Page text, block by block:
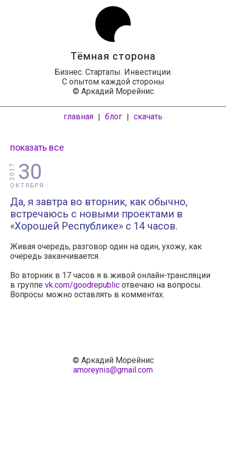
Тёмная сторона
Бизнес. Стартапы. Инвестиции.
С опытом каждой стороны
© Аркадий Морейнис
главная | блог | скачать
показать все
30
ОКТЯБРЯ
2017
Да, я завтра во вторник, как обычно,
встречаюсь с новыми проектами в
«Хорошей Республике» с 14 часов.
Живая очередь, разговор один на один, ухожу, как
очередь заканчивается.
Во вторник в 17 часов я в живой онлайн-трансляции
в группе vk.com/goodrepublic отвечаю на вопросы.
Вопросы можно оставлять в комментах.
© Аркадий Морейнис
amoreynis@gmail.com